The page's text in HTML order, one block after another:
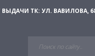
ВЫДАЧИ ТК: УЛ. ВАВИЛОВА,